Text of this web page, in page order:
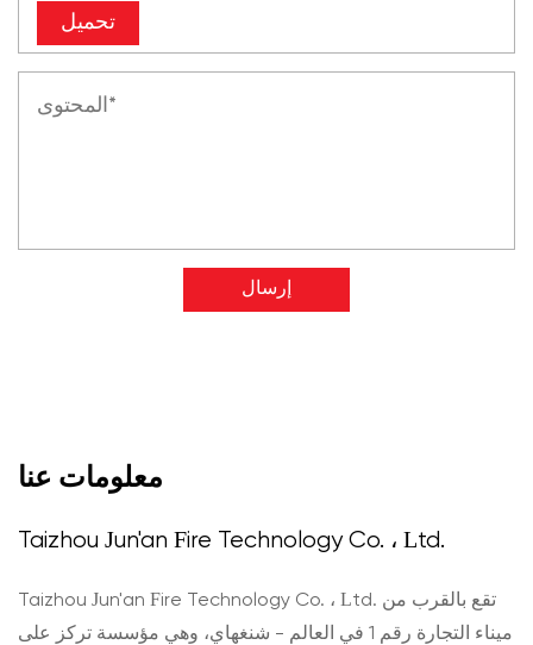
تحميل
إرسال
معلومات عنا
Taizhou Jun'an Fire Technology Co. ، Ltd.
Taizhou Jun'an Fire Technology Co. ، Ltd. تقع بالقرب من
ميناء التجارة رقم 1 في العالم - شنغهاي، وهي مؤسسة تركز على